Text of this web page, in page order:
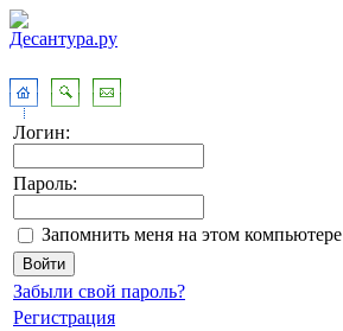
Логин:
Пароль:
Запомнить меня на этом компьютере
Забыли свой пароль?
Регистрация